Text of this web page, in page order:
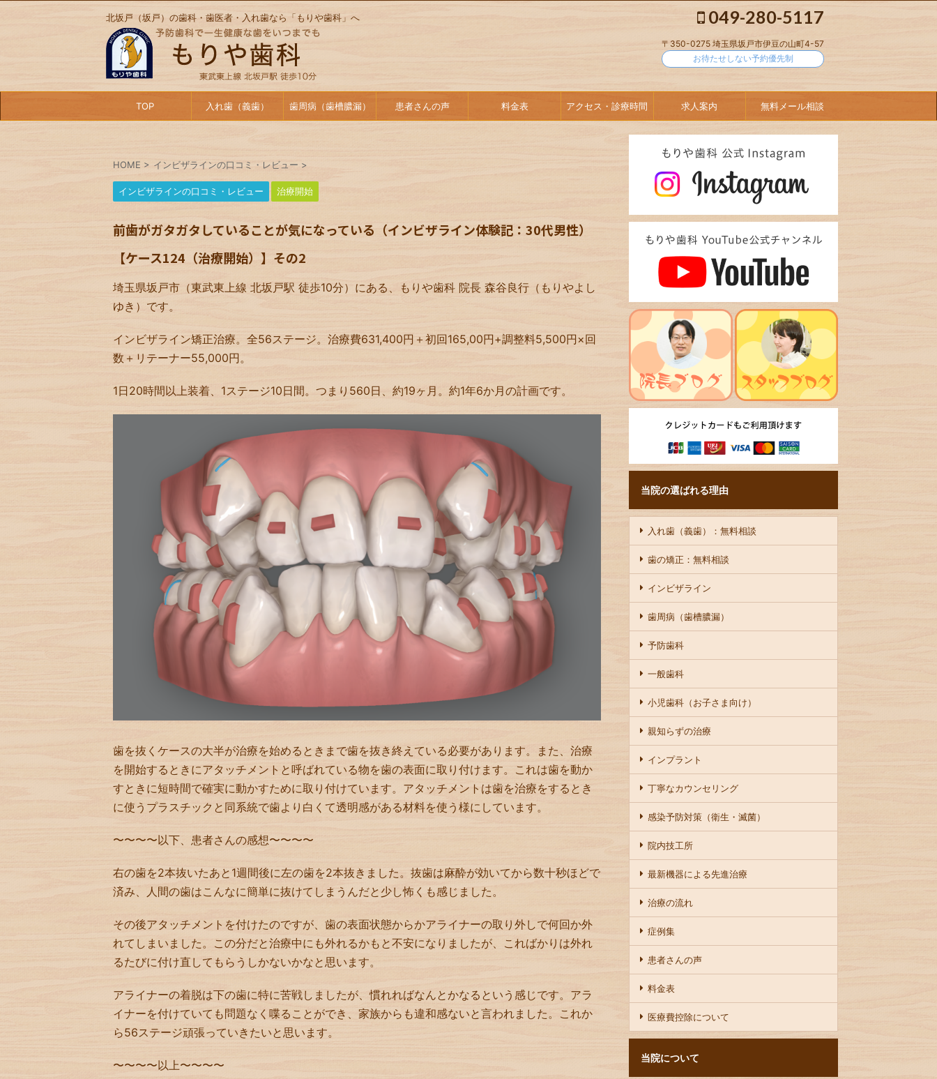
北坂戸（坂戸）の歯科・歯医者・入れ歯なら「もりや歯科」へ 049-280-5117
〒350-0275 埼玉県坂戸市伊豆の山町4-57
お待たせしない予約優先制
TOP 入れ歯（義歯） 歯周病（歯槽膿漏） 患者さんの声 料金表 アクセス・診療時間 求人案内 無料メール相談
HOME > インビザラインの口コミ・レビュー >
インビザラインの口コミ・レビュー 治療開始
前歯がガタガタしていることが気になっている（インビザライン体験記：30代男性）
【ケース124（治療開始）】その2
埼玉県坂戸市（東武東上線 北坂戸駅 徒歩10分）にある、もりや歯科 院長 森谷良行（もりやよし
ゆき）です。
インビザライン矯正治療。全56ステージ。治療費631,400円＋初回165,00円+調整料5,500円×回
数＋リテーナー55,000円。
1日20時間以上装着、1ステージ10日間。つまり560日、約19ヶ月。約1年6か月の計画です。
歯を抜くケースの大半が治療を始めるときまで歯を抜き終えている必要があります。また、治療
を開始するときにアタッチメントと呼ばれている物を歯の表面に取り付けます。これは歯を動か
すときに短時間で確実に動かすために取り付けています。アタッチメントは歯を治療をするとき
に使うプラスチックと同系統で歯より白くて透明感がある材料を使う様にしています。
〜〜〜〜以下、患者さんの感想〜〜〜〜
右の歯を2本抜いたあと1週間後に左の歯を2本抜きました。抜歯は麻酔が効いてから数十秒ほどで
済み、人間の歯はこんなに簡単に抜けてしまうんだと少し怖くも感じました。
その後アタッチメントを付けたのですが、歯の表面状態からかアライナーの取り外しで何回か外
れてしまいました。この分だと治療中にも外れるかもと不安になりましたが、こればかりは外れ
るたびに付け直してもらうしかないかなと思います。
アライナーの着脱は下の歯に特に苦戦しましたが、慣れればなんとかなるという感じです。アラ
イナーを付けていても問題なく喋ることができ、家族からも違和感ないと言われました。これか
ら56ステージ頑張っていきたいと思います。
〜〜〜〜以上〜〜〜〜
当院の選ばれる理由
入れ歯（義歯）：無料相談
歯の矯正：無料相談
インビザライン
歯周病（歯槽膿漏）
予防歯科
一般歯科
小児歯科（お子さま向け）
親知らずの治療
インプラント
丁寧なカウンセリング
感染予防対策（衛生・滅菌）
院内技工所
最新機器による先進治療
治療の流れ
症例集
患者さんの声
料金表
医療費控除について
当院について